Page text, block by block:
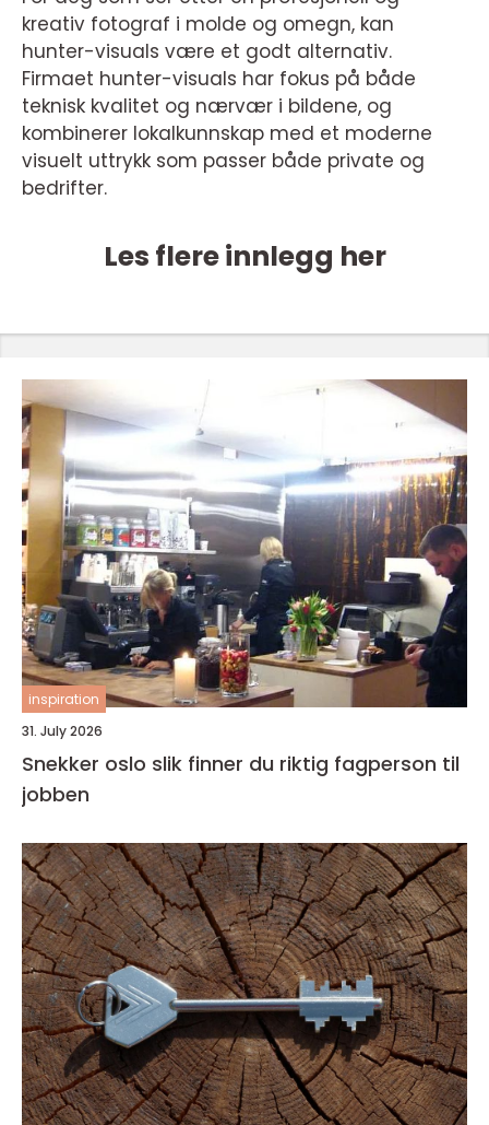
kreativ fotograf i molde og omegn, kan
hunter-visuals være et godt alternativ.
Firmaet hunter-visuals har fokus på både
teknisk kvalitet og nærvær i bildene, og
kombinerer lokalkunnskap med et moderne
visuelt uttrykk som passer både private og
bedrifter.
Les flere innlegg her
inspiration
31. July 2026
Snekker oslo slik finner du riktig fagperson til
jobben